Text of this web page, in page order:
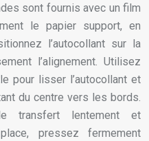
sont fournis avec un film
le papier support, en
l’autocollant sur la
l’alignement. Utilisez
pour lisser l’autocollant et
du centre vers les bords.
transfert lentement et
pressez fermement